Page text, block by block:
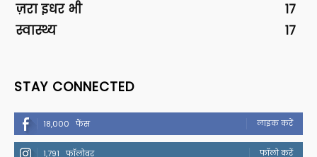
ज़रा इधर भी
17
स्वास्थ्य
17
STAY CONNECTED
18,000 फैंस लाइक करें
1,791 फॉलोवर फॉलो करें